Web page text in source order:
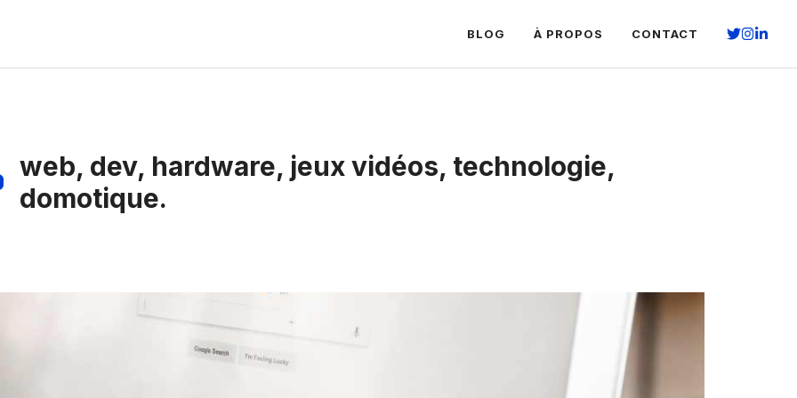
BLOG À PROPOS CONTACT
web, dev, hardware, jeux vidéos, technologie,
domotique.